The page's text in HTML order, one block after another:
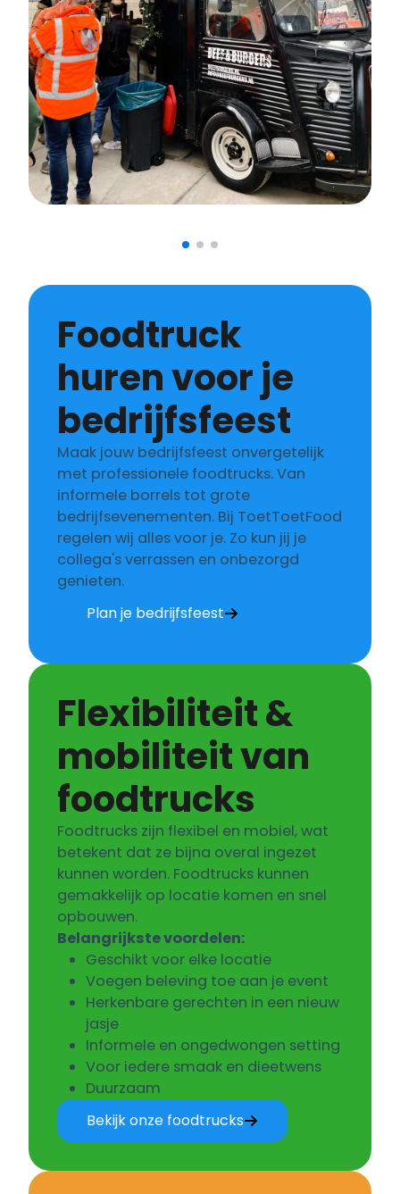
Foodtruck
huren voor je
bedrijfsfeest
Maak jouw bedrijfsfeest onvergetelijk
met professionele foodtrucks. Van
informele borrels tot grote
bedrijfsevenementen. Bij ToetToetFood
regelen wij alles voor je. Zo kun jij je
collega's verrassen en onbezorgd
genieten.
Plan je bedrijfsfeest
Flexibiliteit &
mobiliteit van
foodtrucks
Foodtrucks zijn flexibel en mobiel, wat
betekent dat ze bijna overal ingezet
kunnen worden. Foodtrucks kunnen
gemakkelijk op locatie komen en snel
opbouwen.
Belangrijkste voordelen:
Geschikt voor elke locatie
Voegen beleving toe aan je event
Herkenbare gerechten in een nieuw
jasje
Informele en ongedwongen setting
Voor iedere smaak en dieetwens
Duurzaam
Bekijk onze foodtrucks